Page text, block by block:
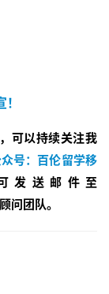
可以持续关注我
号：百伦留学移
发送邮件至
问团队。